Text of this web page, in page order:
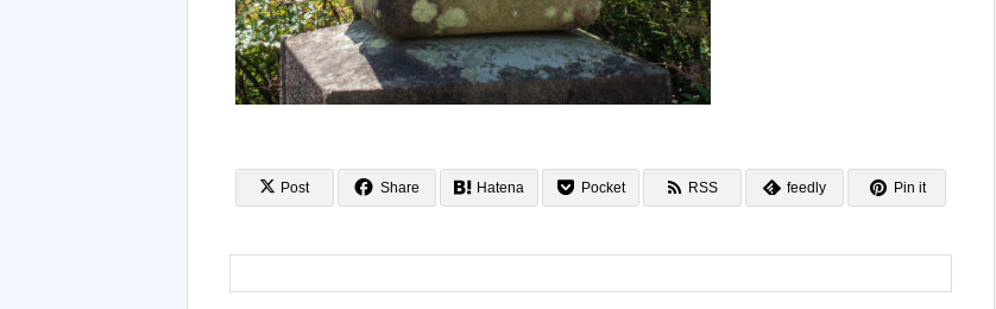
Post Share Hatena Pocket RSS feedly Pin it